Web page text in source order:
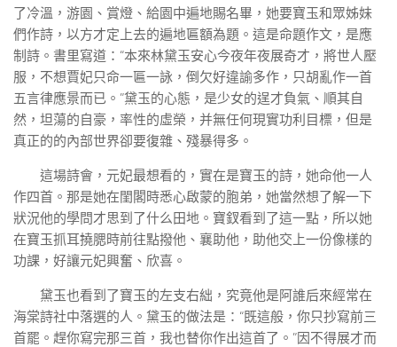
了冷溫，游園、賞燈、給園中遍地賜名畢，她要寶玉和眾姊妹
們作詩，以方才定上去的遍地匾額為題。這是命題作文，是應
制詩。書里寫道：“本來林黛玉安心今夜年夜展奇才，將世人壓
服，不想賈妃只命一匾一詠，倒欠好違諭多作，只胡亂作一首
五言律應景而已。”黛玉的心態，是少女的逞才負氣、順其自
然，坦蕩的自豪，率性的虛榮，并無任何現實功利目標，但是
真正的的內部世界卻要復雜、殘暴得多。
這場詩會，元妃最想看的，實在是寶玉的詩，她命他一人
作四首。那是她在閨閣時悉心啟蒙的胞弟，她當然想了解一下
狀況他的學問才思到了什么田地。寶釵看到了這一點，所以她
在寶玉抓耳撓腮時前往點撥他、襄助他，助他交上一份像樣的
功課，好讓元妃興奮、欣喜。
黛玉也看到了寶玉的左支右絀，究竟他是阿誰后來經常在
海棠詩社中落選的人。黛玉的做法是：“既這般，你只抄寫前三
首罷。趕你寫完那三首，我也替你作出這首了。”因不得展才而